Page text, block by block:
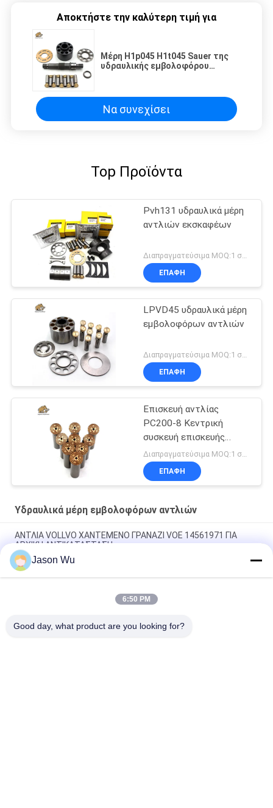
Αποκτήστε την καλύτερη τιμή για
Μέρη H1p045 H1t045 Sauer της
υδραυλικής εμβολοφόρου
Να συνεχίσει
Top Προϊόντα
Pvh131 υδραυλικά μέρη
αντλιών εκσκαφέων
Διαπραγματεύσιμα MOQ:1 σύνολο
ΕΠΑΦΉ
LPVD45 υδραυλικά μέρη
εμβολοφόρων αντλιών
ΕΠΑΦΉ
Επισκευή αντλίας
PC200-8 Κεντρική
συσκευή επισκευής
αντλίας
ΕΠΑΦΉ
Υδραυλικά μέρη εμβολοφόρων αντλιών
ΑΝΤΛΙΑ VOLLVO ΧΑΝΤΕΜΕΝΟ ΓΡΑΝΑΖΙ VOE 14561971 ΓΙΑ
ΑΡΧΙΚΗ ΑΝΤΙΚΑΤΑΣΤΑΣΗ
ΑΝΤΛΙΑ VOLLVO ΧΑΝΤΕΜΕΝΟ ΓΡΑΝΑΖΙ VOE 14537295 ΓΙΑ
ΑΡΧΙΚΗ ΑΝΤΙΚΑΤΑΣΤΑΣΗ
ΒΟΛΛΒΟ ΠΑΡΑΓΜΑΤΙΚΗ ΠΑΡΑΡΑΓΜΑΤΙΚΗ ΠΑΡΑΓΜΑΤΙΚΗ VOE
Jason Wu
6:50 PM
Good day, what product are you looking for?